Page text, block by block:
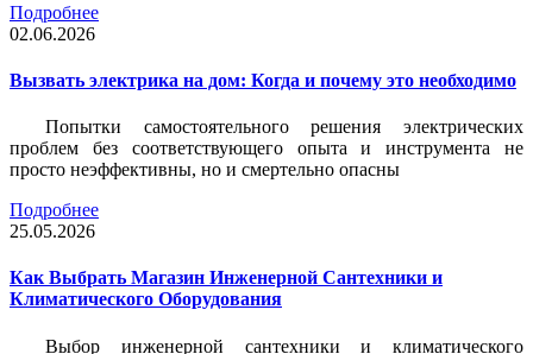
Подробнее
02.06.2026
Вызвать электрика на дом: Когда и почему это необходимо
Попытки самостоятельного решения электрических
проблем без соответствующего опыта и инструмента не
просто неэффективны, но и смертельно опасны
Подробнее
25.05.2026
Как Выбрать Магазин Инженерной Сантехники и
Климатического Оборудования
Выбор инженерной сантехники и климатического